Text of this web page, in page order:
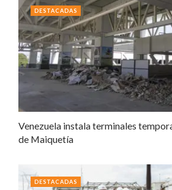
Venezuela instala terminales
de Maiquetía
DESTACADAS
DESTACADAS